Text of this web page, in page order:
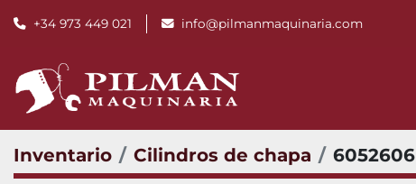
+34 973 449 021 info@pilmanmaquinaria.com
Inventario Cilindros de chapa 6052606